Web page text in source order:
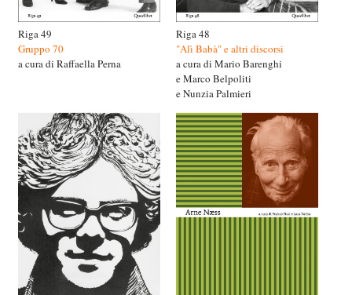
Riga 49
Gruppo 70
a cura di Raffaella Perna
Riga 48
"Alì Babà" e altri discorsi
a cura di Mario Barenghi
e Marco Belpoliti
e Nunzia Palmieri